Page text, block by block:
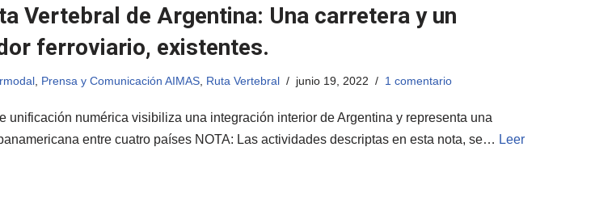
Vertebral de Argentina: Una carretera y un
ferroviario, existentes.
Prensa y Comunicación AIMAS Ruta Vertebral junio 19, 2022 1 comentario
unificación numérica visibiliza una integración interior de Argentina y representa una
entre cuatro países NOTA: Las actividades descriptas en esta nota, se… Leer